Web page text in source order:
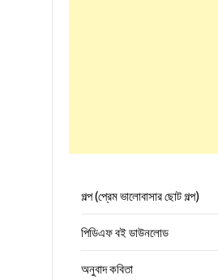
গল্প (প্রেম ভালোবাসার ছোট গল্প)
পিডিএফ বই ডাউনলোড
অনুবাদ কবিতা